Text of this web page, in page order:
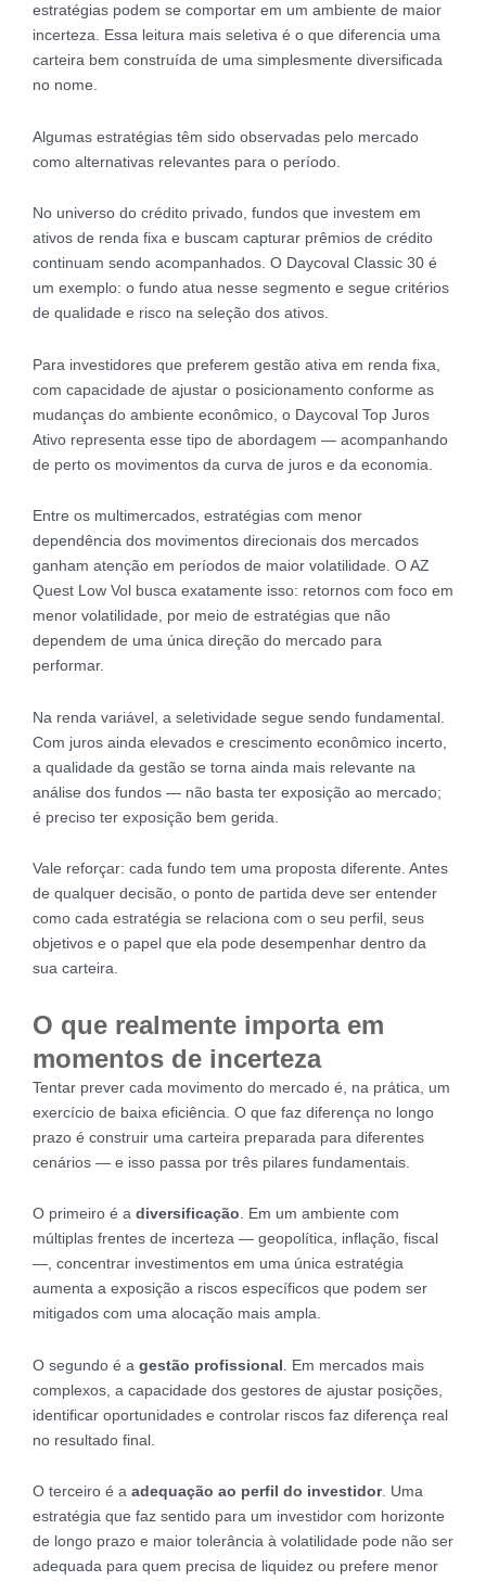
estratégias podem se comportar em um ambiente de maior
incerteza. Essa leitura mais seletiva é o que diferencia uma
carteira bem construída de uma simplesmente diversificada
no nome.
Algumas estratégias têm sido observadas pelo mercado
como alternativas relevantes para o período.
No universo do crédito privado, fundos que investem em
ativos de renda fixa e buscam capturar prêmios de crédito
continuam sendo acompanhados. O Daycoval Classic 30 é
um exemplo: o fundo atua nesse segmento e segue critérios
de qualidade e risco na seleção dos ativos.
Para investidores que preferem gestão ativa em renda fixa,
com capacidade de ajustar o posicionamento conforme as
mudanças do ambiente econômico, o Daycoval Top Juros
Ativo representa esse tipo de abordagem — acompanhando
de perto os movimentos da curva de juros e da economia.
Entre os multimercados, estratégias com menor
dependência dos movimentos direcionais dos mercados
ganham atenção em períodos de maior volatilidade. O AZ
Quest Low Vol busca exatamente isso: retornos com foco em
menor volatilidade, por meio de estratégias que não
dependem de uma única direção do mercado para
performar.
Na renda variável, a seletividade segue sendo fundamental.
Com juros ainda elevados e crescimento econômico incerto,
a qualidade da gestão se torna ainda mais relevante na
análise dos fundos — não basta ter exposição ao mercado;
é preciso ter exposição bem gerida.
Vale reforçar: cada fundo tem uma proposta diferente. Antes
de qualquer decisão, o ponto de partida deve ser entender
como cada estratégia se relaciona com o seu perfil, seus
objetivos e o papel que ela pode desempenhar dentro da
sua carteira.
O que realmente importa em
momentos de incerteza
Tentar prever cada movimento do mercado é, na prática, um
exercício de baixa eficiência. O que faz diferença no longo
prazo é construir uma carteira preparada para diferentes
cenários — e isso passa por três pilares fundamentais.
O primeiro é a diversificação . Em um ambiente com
múltiplas frentes de incerteza — geopolítica, inflação, fiscal
—, concentrar investimentos em uma única estratégia
aumenta a exposição a riscos específicos que podem ser
mitigados com uma alocação mais ampla.
O segundo é a gestão profissional . Em mercados mais
complexos, a capacidade dos gestores de ajustar posições,
identificar oportunidades e controlar riscos faz diferença real
no resultado final.
O terceiro é a adequação ao perfil do investidor. Uma
estratégia que faz sentido para um investidor com horizonte
de longo prazo e maior tolerância à volatilidade pode não ser
adequada para quem precisa de liquidez ou prefere menor